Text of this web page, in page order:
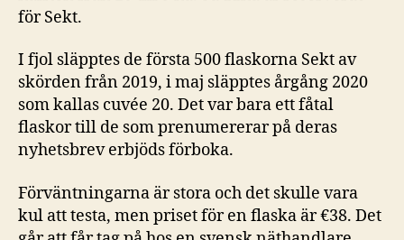
för Sekt.
I fjol släpptes de första 500 flaskorna Sekt av
skörden från 2019, i maj släpptes årgång 2020
som kallas cuvée 20. Det var bara ett fåtal
flaskor till de som prenumererar på deras
nyhetsbrev erbjöds förboka.
Förväntningarna är stora och det skulle vara
kul att testa, men priset för en flaska är €38. Det